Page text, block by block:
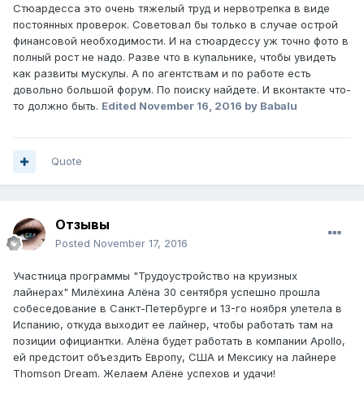
Стюардесса это очень тяжелый труд и нервотрепка в виде
постоянных проверок. Советовал бы только в случае острой
финансовой необходимости. И на стюардессу уж точно фото в
полный рост не надо. Разве что в купальнике, чтобы увидеть
как развиты мускулы. А по агентствам и по работе есть
довольно большой форум. По поиску найдете. И вконтакте что-
то должно быть. Edited November 16, 2016 by Babalu
Quote
Отзывы
Posted November 17, 2016
Участница программы "Трудоустройство на круизных
лайнерах" Милёхина Алёна 30 сентября успешно прошла
собеседование в Санкт-Петербурге и 13-го ноября улетела в
Испанию, откуда выходит ее лайнер, чтобы работать там на
позиции официантки. Алёна будет работать в компании Apollo,
ей предстоит объездить Европу, США и Мексику на лайнере
Thomson Dream. Желаем Алёне успехов и удачи!